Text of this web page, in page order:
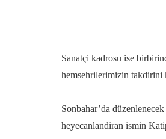
Sanatçi kadrosu ise
hemsehrilerimizin takdirini
Sonbahar’da
heyecanlandiran ismin